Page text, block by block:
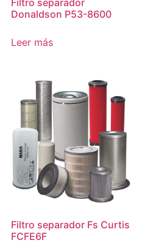
Donaldson P53-8600
Leer más
Filtro separador Fs Curtis
FCFE6F